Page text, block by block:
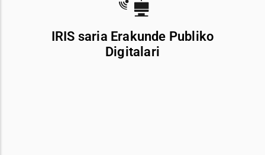
IRIS saria Erakunde Publiko
Digitalari